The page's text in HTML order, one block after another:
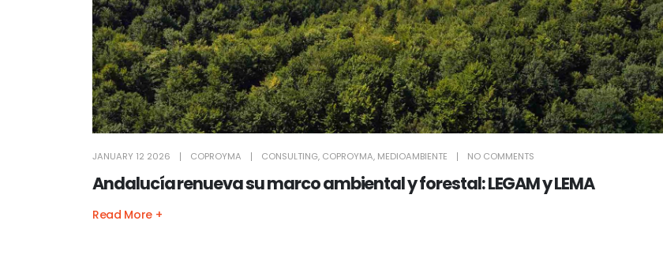
JANUARY 12 2026 COPROYMA CONSULTING, COPROYMA, MEDIOAMBIENTE NO COMMENTS
Andalucía renueva su marco ambiental y forestal: LEGAM y LEMA
Read More +